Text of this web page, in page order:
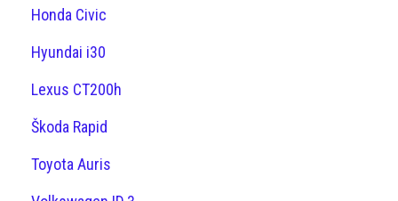
Honda Civic
Hyundai i30
Lexus CT200h
Škoda Rapid
Toyota Auris